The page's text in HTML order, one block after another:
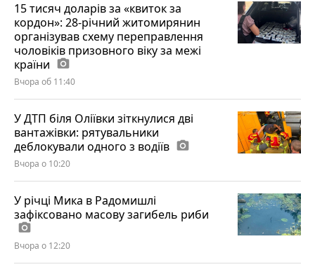
15 тисяч доларів за «квиток за
кордон»: 28-річний житомирянин
організував схему переправлення
чоловіків призовного віку за межі
країни photo_camera
Вчора об 11:40
У ДТП біля Оліївки зіткнулися дві
вантажівки: рятувальники
деблокували одного з водіїв photo_camera
Вчора о 10:20
У річці Мика в Радомишлі
зафіксовано масову загибель риби
photo_camera
Вчора о 12:20